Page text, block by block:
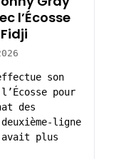
l’Écosse
son
pour
des
ligne
plus